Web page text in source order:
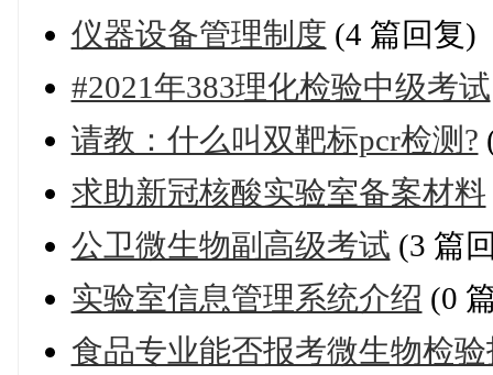
仪器设备管理制度 (4 篇回复)
#2021年383理化检验中级考试
请教：什么叫双靶标pcr检测?
求助新冠核酸实验室备案材料
公卫微生物副高级考试 (3 篇
实验室信息管理系统介绍 (0
食品专业能否报考微生物检